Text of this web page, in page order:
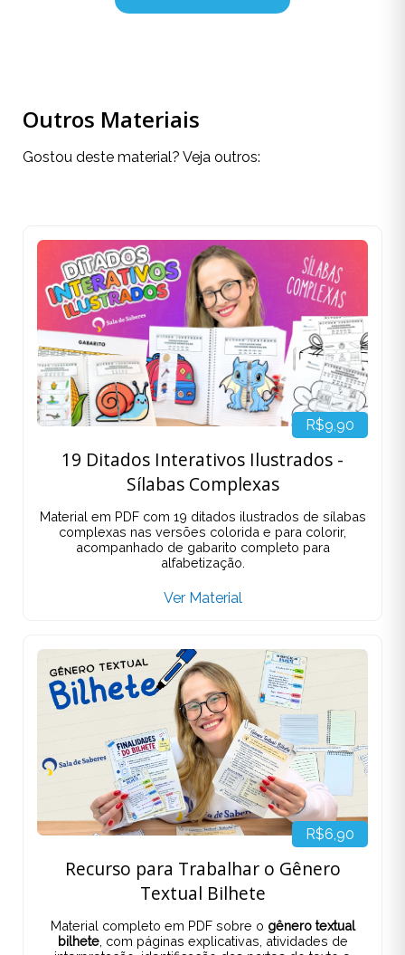
Outros Materiais
Gostou deste material? Veja outros:
R$9,90
19 Ditados Interativos Ilustrados -
Sílabas Complexas
Material em PDF com 19 ditados ilustrados de sílabas
complexas nas versões colorida e para colorir,
acompanhado de gabarito completo para
alfabetização.
Ver Material
R$6,90
Recurso para Trabalhar o Gênero
Textual Bilhete
Material completo em PDF sobre o gênero textual
bilhete, com páginas explicativas, atividades de